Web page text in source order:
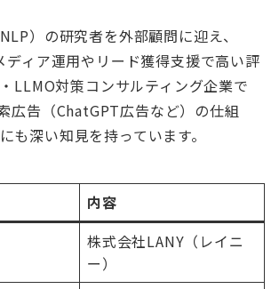
）の研究者を外部顧問に迎え、
ィア運用やリード獲得支援で高い評
LLMO対策コンサルティング企業で
広告（ChatGPT広告など）の仕組
も深い知見を持っています。
内容
株式会社LANY（レイニ
ー）